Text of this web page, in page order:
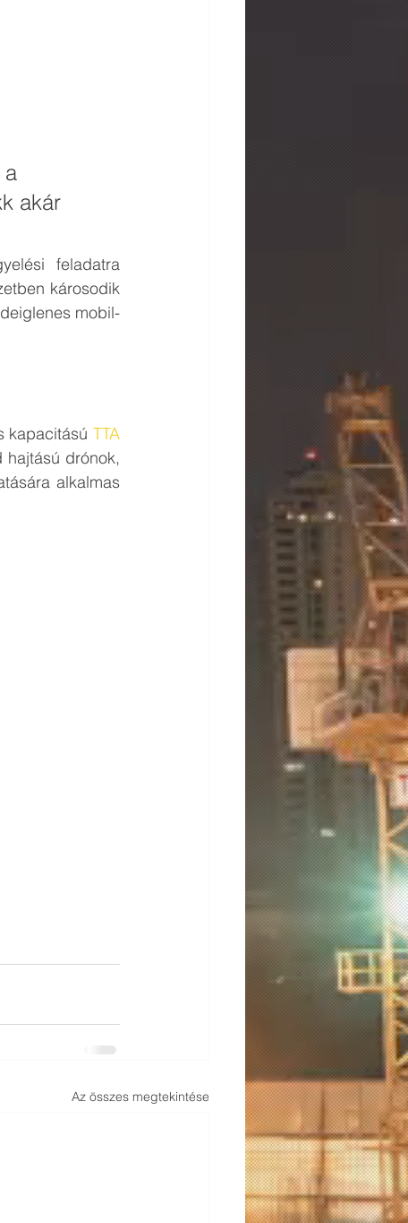
akár
feladatra
károsodik
mobil-
kapacitású TTA
hajtású drónok,
alkalmas
Az összes megtekintése